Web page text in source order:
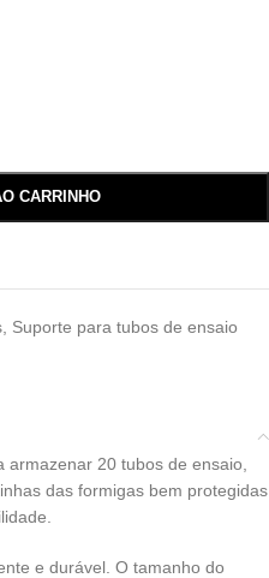
CARRINHO
Suporte para tubos de ensaio
20 tubos de ensaio,
das formigas bem protegidas
e durável. O tamanho do